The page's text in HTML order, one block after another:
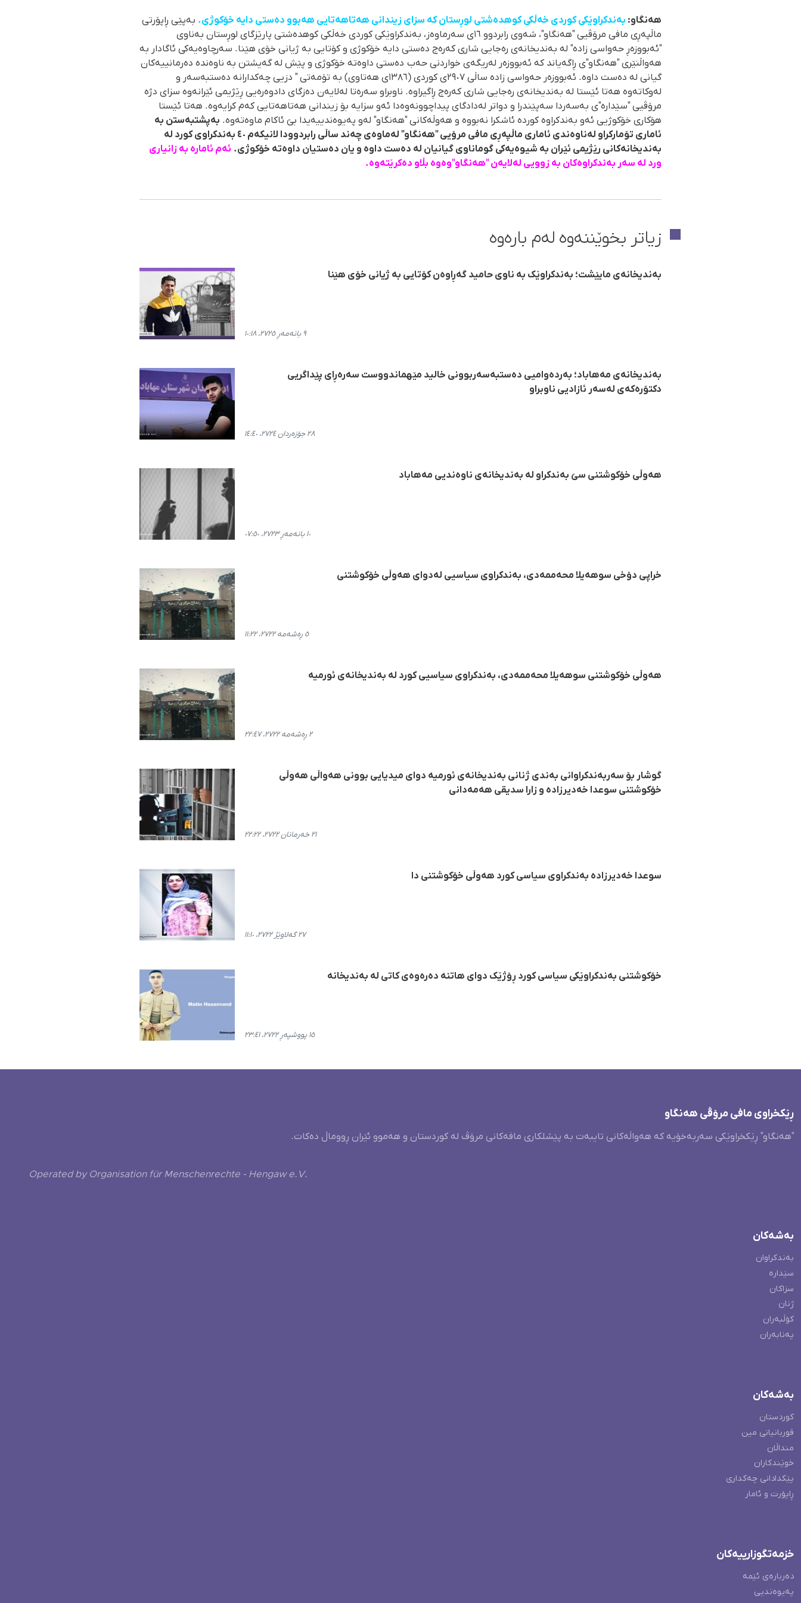
هەنگاو: بەندکراوێکی کوردی خەڵکی کوهدەشتی لوڕستان کە سزای زیندانی هەتاهەتایی هەبوو دەستی دایە خۆکوژی. بەپێی ڕاپۆرتی
ماڵپەڕی مافی مرۆڤیی "هەنگاو"، شەوی رابردوو ١٦ی سەرماوەز، بەندکراوێکی کوردی خەڵکی کوهدەشتی پارێزگای لوڕستان بەناوی
"ئەبووزەڕ حەواسی زادە" لە بەندیخانەی رەجایی شاری کەرەج دەستی دایە خۆکوژی و کۆتایی بە ژیانی خۆی هێنا. سەرچاوەیەکی ئاگادار بە
هەواڵنێری "هەنگاو"ی ڕاگەیاند کە ئەبووزەر لەریگەی خواردنی حەب دەستی داوەتە خۆکوژی و پێش لە گەیشتن بە ناوەندە دەرمانییەکان
گیانی لە دەست داوە. ئەبووزەر حەواسی زادە ساڵی ٢٩٠٧ی کوردی (١٣٨٦ی هەتاوی) بە تۆمەتی " دزیی چەکدارانە دەستبەسەر و
لەوکاتەوە هەتا ئێستا لە بەندیخانەی رەجایی شاری کەرەج ڕاگیراوە. ناوبراو سەرەتا لەلایەن دەزگای دادوەرەیی ڕێژیمی ئێرانەوە سزای دژە
مرۆڤیی "سێدارە"ی بەسەردا سەپێندرا و دواتر لەدادگای پیداچوونەوەدا ئەو سزایە بۆ زیندانی هەتاهەتایی کەم کرایەوە. هەتا ئێستا
هۆکاری خۆکوژیی ئەو بەندکراوە کوردە ئاشکرا نەبووە و هەوڵەکانی "هەنگاو" لەو پەیوەندییەیدا بێ ئاکام ماوەتەوە. بەپشتبەستن بە
ئاماری تۆمارکراو لەناوەندی ئاماری ماڵپەڕی مافی مرۆیی "هەنگاو" لەماوەی چەند ساڵی رابردوودا لانیکەم ٤٠ بەندکراوی کورد لە
بەندیخانەکانی رێژیمی ئێران بە شیوەیەکی گوماناوی گیانیان لە دەست داوە و یان دەستیان داوەتە خۆکوژی. ئەم ئامارە بە زانیاری
ورد لە سەر بەندکراوەکان بە زوویی لەلایەن "هەنگاو"وەوە بڵاو دەکرێتەوە.
زیاتر بخوێننەوە لەم بارەوە
بەندیخانەی مایێشت؛ بەندکراوێک بە ناوی حامید گەڕاوەن کۆتایی بە ژیانی خۆی هێنا
٩ بانەمەڕ ٢٧٢٥، ١٠:١٨
بەندیخانەی مەهاباد؛ بەردەوامیی دەستبەسەربوونی خالید مێهماندووست سەرەڕای پێداگریی
دکتۆرەکەی لەسەر ئازادیی ناوبراو
٢٨ جۆزەردان ٢٧٢٤، ١٤:٤٠
هەوڵی خۆکوشتنی سێ بەندکراو لە بەندیخانەی ناوەندیی مەهاباد
١٠ بانەمەڕ ٢٧٢٣، ٠٧:٥٠
خراپی دۆخی سوهەیلا محەممەدی، بەندکراوی سیاسیی لەدوای هەوڵی خۆکوشتنی
٥ ڕەشەمە ٢٧٢٢، ١١:٢٢
هەوڵی خۆکوشتنی سوهەیلا محەممەدی، بەندکراوی سیاسیی کورد لە بەندیخانەی ئورمیە
٢ ڕەشەمە ٢٧٢٢، ٢٢:٤٧
گوشار بۆ سەربەندکراوانی بەندی ژنانی بەندیخانەی ئورمیە دوای میدیایی بوونی هەواڵی هەوڵی
خۆکوشتنی سوعدا خەدیرزادە و زارا سدیقی هەمەدانی
٢١ خەرمانان ٢٧٢٢، ٢٢:٢٢
سوعدا خەدیرزادە بەندکراوی سیاسی کورد هەوڵی خۆکوشتنی دا
٢٧ گەلاوێژ ٢٧٢٢، ١١:١٠
خۆکوشتنی بەندکراوێکی سیاسی کورد ڕۆژێک دوای هاتنە دەرەوەی کاتی لە بەندیخانە
١٥ پووشپەڕ ٢٧٢٢، ٢٣:٤١
ڕێکخراوی مافی مرۆڤی هەنگاو
"هەنگاو" ڕێکخراوێکی سەربەخۆیە کە هەواڵەکانی تایبەت بە پێشلکاری مافەکانی مرۆڤ لە کوردستان و هەموو ئێران ڕووماڵ دەکات.
Operated by Organisation für Menschenrechte - Hengaw e.V.
بەشەکان
بەندکراوان
سێدارە
سزاکان
ژنان
کۆڵبەران
پەنابەران
بەشەکان
کوردستان
قوربانیانی مین
منداڵان
خوێندکاران
پێکدادانی چەکداری
ڕاپۆرت و ئامار
خزمەتگوزارییەکان
دەربارەی ئێمە
پەیوەندیی